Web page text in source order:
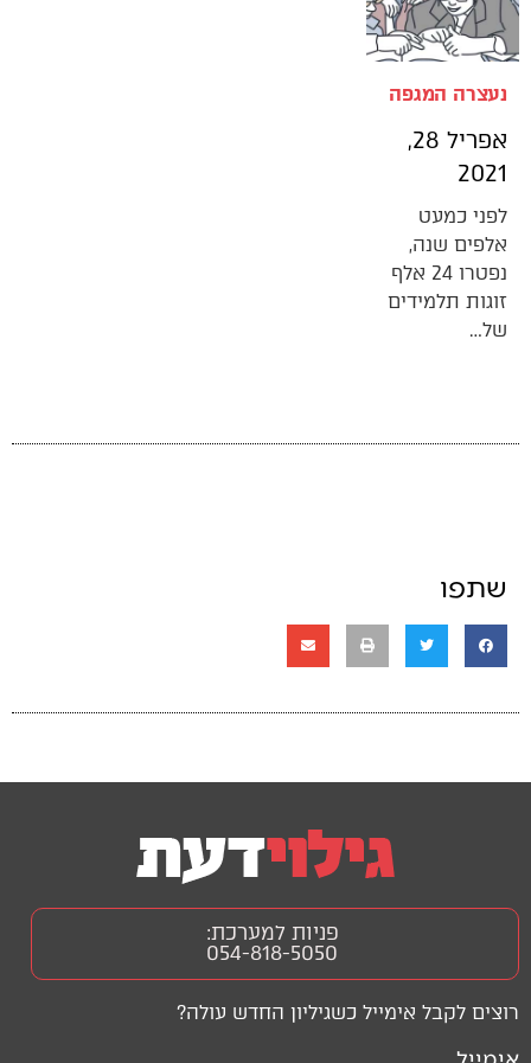
נעצרה המגפה
אפריל 28,
2021
לפני כמעט
אלפים שנה,
נפטרו 24 אלף
זוגות תלמידים
של…
שתפו
רוצים לקבל אימייל כשגיליון החדש עולה?
אימייל
פניות למערכת:
054-818-5050